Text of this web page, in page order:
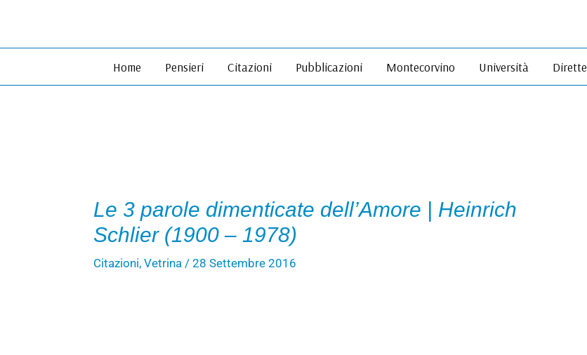
Home Pensieri Citazioni Pubblicazioni Montecorvino Università Dirette
Le 3 parole dimenticate dell’Amore | Heinrich
Schlier (1900 – 1978)
Citazioni,Vetrina /28 Settembre 2016